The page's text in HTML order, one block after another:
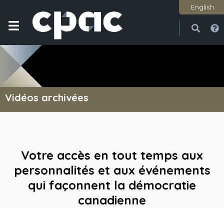
English
Vidéos archivées
Votre accès en tout temps aux
personnalités et aux événements
qui façonnent la démocratie
canadienne